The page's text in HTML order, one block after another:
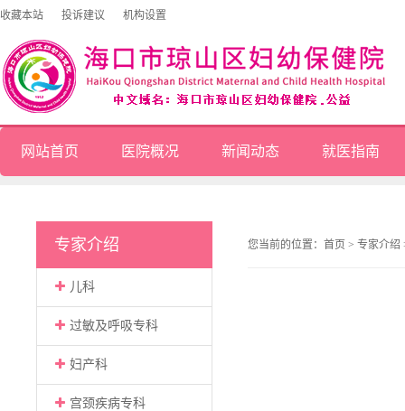
收藏本站 投诉建议 机构设置
网站首页 医院概况 新闻动态 就医指南
专家介绍
儿科
过敏及呼吸专科
妇产科
宫颈疾病专科
您当前的位置： 首页 > 专家介绍